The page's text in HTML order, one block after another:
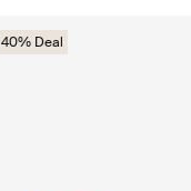
40% Deal